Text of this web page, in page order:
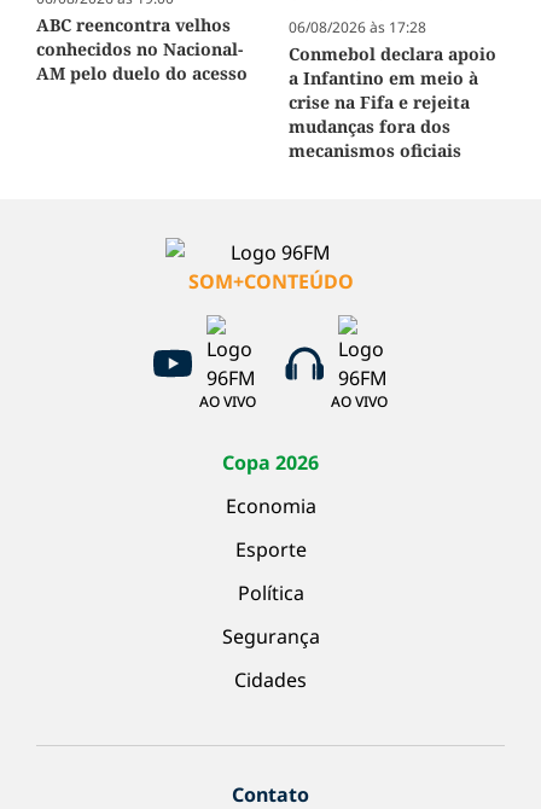
ABC reencontra velhos
conhecidos no Nacional-
AM pelo duelo do acesso
06/08/2026 às 17:28
Conmebol declara apoio
a Infantino em meio à
crise na Fifa e rejeita
mudanças fora dos
mecanismos oficiais
SOM+CONTEÚDO
AO VIVO AO VIVO
Copa 2026
Economia
Esporte
Política
Segurança
Cidades
Contato